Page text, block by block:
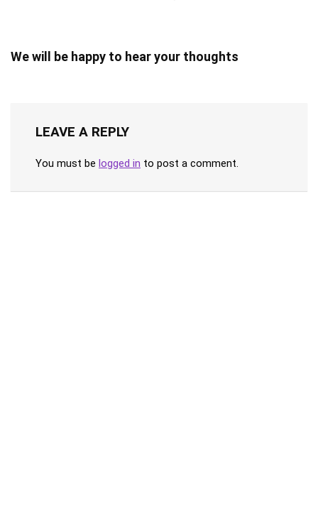
We will be happy to hear your thoughts
LEAVE A REPLY
You must be logged in to post a comment.